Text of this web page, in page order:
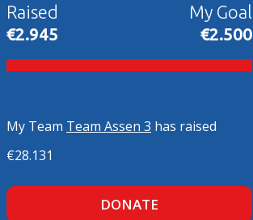
Raised
€2.945
My Goal
€2.500
My Team Team Assen 3 has raised
€28.131
DONATE